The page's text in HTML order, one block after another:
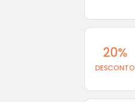
20%
DESCONTO